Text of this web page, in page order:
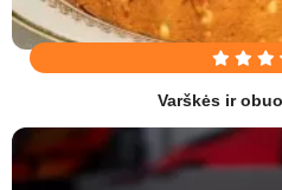
Varškės ir